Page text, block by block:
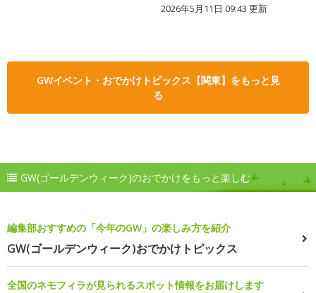
2026年5月11日 09:43 更新
GWイベント・おでかけトピックス【関東】をもっと見
る
GW(ゴールデンウィーク)のおでかけをもっと楽しむ
編集部おすすめの「今年のGW」の楽しみ方を紹介
GW(ゴールデンウィーク)おでかけトピックス
全国のネモフィラが見られるスポット情報をお届けします